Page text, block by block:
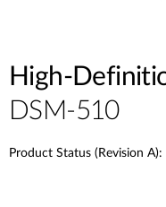
High-
DSM-510
Product Status (Revision A):